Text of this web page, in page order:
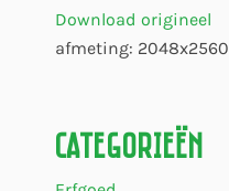
Download origineel
afmeting: 2048x2560
Categorieën